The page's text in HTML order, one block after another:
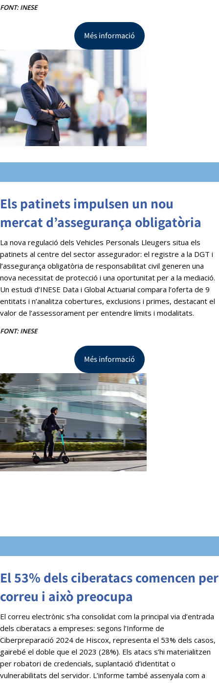
FONT: INESE
Més informació
Els patinets impulsen un nou
mercat d’assegurança obligatòria
La nova regulació dels Vehicles Personals Lleugers situa els
patinets al centre del sector assegurador: el registre a la DGT i
l’assegurança obligatòria de responsabilitat civil generen una
nova necessitat de protecció i una oportunitat per a la mediació.
Un estudi d’INESE Data i Global Actuarial compara l’oferta de 9
entitats i n’analitza cobertures, exclusions i primes, destacant el
valor de l’assessorament per entendre límits i modalitats.
FONT: INESE
Més informació
El 53% dels ciberatacs comencen per
correu i això preocupa
El correu electrònic s’ha consolidat com la principal via d’entrada
dels ciberatacs a empreses: segons l’Informe de
Ciberpreparació 2024 de Hiscox, representa el 53% dels casos,
gairebé el doble que el 2023 (28%). Els atacs s’hi materialitzen
per robatori de credencials, suplantació d’identitat o
vulnerabilitats del servidor. L’informe també assenyala com a